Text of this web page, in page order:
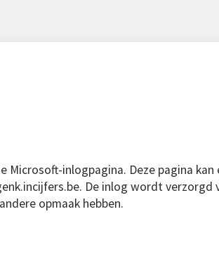
inlogpagina. Deze pagina kan
De inlog wordt verzorgd
opmaak hebben.